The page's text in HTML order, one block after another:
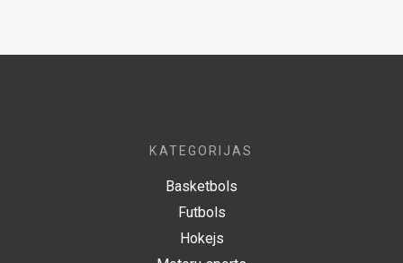
KATEGORIJAS
Basketbols
Futbols
Hokejs